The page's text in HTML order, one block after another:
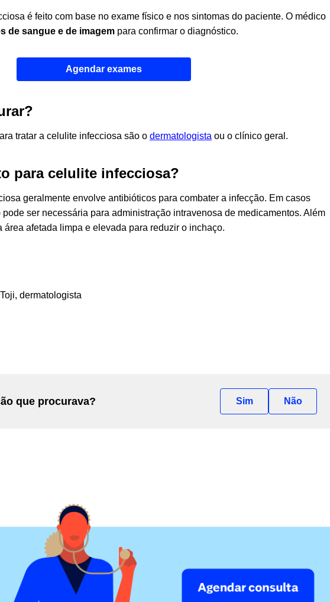
é feito com base no exame físico e nos sintomas do paciente. O médico
de sangue e de imagempara confirmar o diagnóstico.
Agendar exames
tratar a celulite infecciosa são o dermatologista ou o clínico geral.
para celulite infecciosa?
geralmente envolve antibióticos para combater a infecção. Em casos
ser necessária para administração intravenosa de medicamentos. Além
área afetada limpa e elevada para reduzir o inchaço.
Toji, dermatologista
que procurava? Sim Não